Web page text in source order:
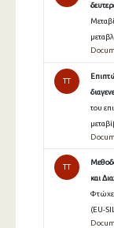
TT
του
TT
και
(EU-